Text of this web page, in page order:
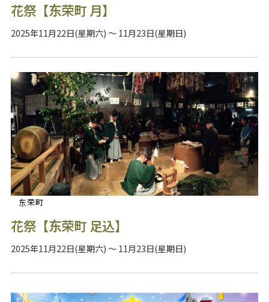
花祭【东荣町 月】
2025年11月22日(星期六) ～ 11月23日(星期日)
东荣町
花祭【东荣町 足込】
2025年11月22日(星期六) ～ 11月23日(星期日)